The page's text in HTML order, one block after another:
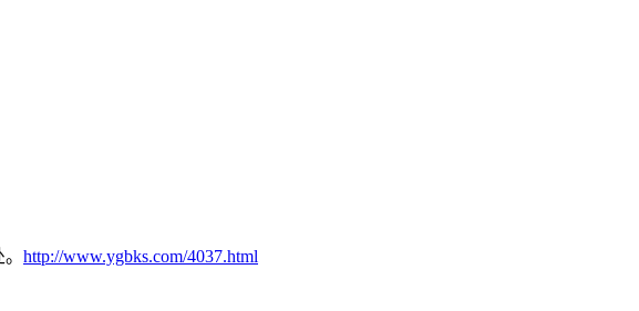
http://www.ygbks.com/4037.html